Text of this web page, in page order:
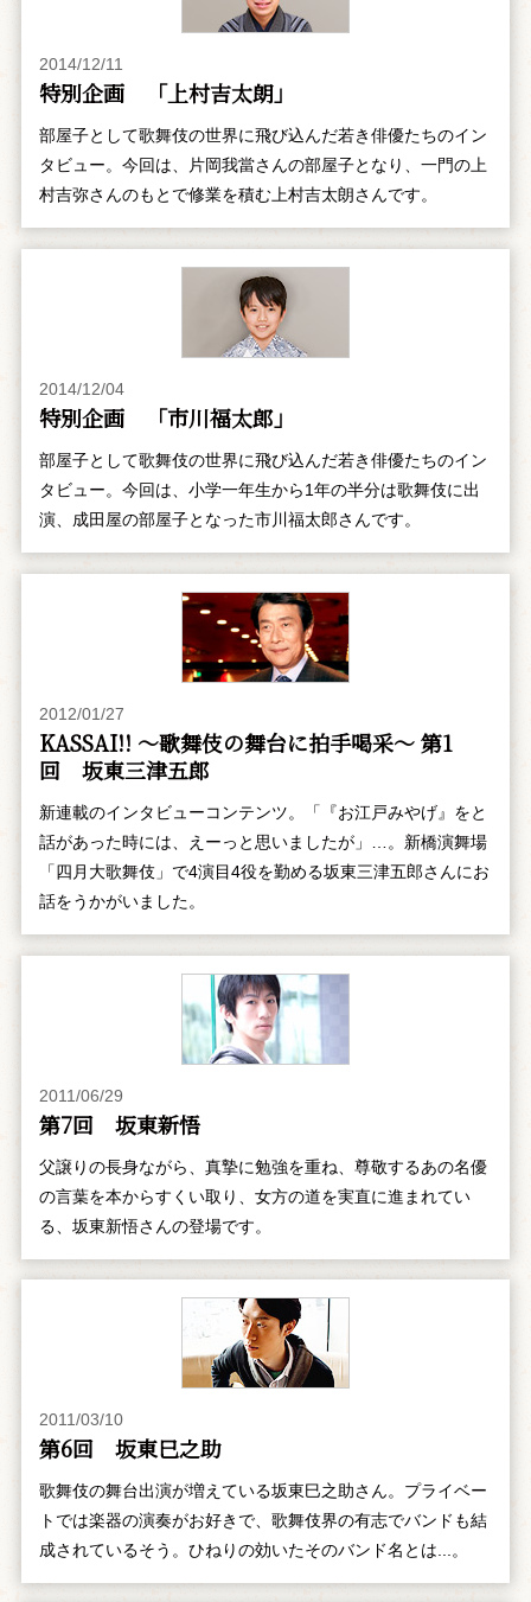
2014/12/11
特別企画 「上村吉太朗」
部屋子として歌舞伎の世界に飛び込んだ若き俳優たちのイン
タビュー。今回は、片岡我當さんの部屋子となり、一門の上
村吉弥さんのもとで修業を積む上村吉太朗さんです。
2014/12/04
特別企画 「市川福太郎」
部屋子として歌舞伎の世界に飛び込んだ若き俳優たちのイン
タビュー。今回は、小学一年生から1年の半分は歌舞伎に出
演、成田屋の部屋子となった市川福太郎さんです。
2012/01/27
KASSAI!! ～歌舞伎の舞台に拍手喝采～ 第1
回 坂東三津五郎
新連載のインタビューコンテンツ。「『お江戸みやげ』をと
話があった時には、えーっと思いましたが」…。新橋演舞場
「四月大歌舞伎」で4演目4役を勤める坂東三津五郎さんにお
話をうかがいました。
2011/06/29
第7回 坂東新悟
父譲りの長身ながら、真摯に勉強を重ね、尊敬するあの名優
の言葉を本からすくい取り、女方の道を実直に進まれてい
る、坂東新悟さんの登場です。
2011/03/10
第6回 坂東巳之助
歌舞伎の舞台出演が増えている坂東巳之助さん。プライベー
トでは楽器の演奏がお好きで、歌舞伎界の有志でバンドも結
成されているそう。ひねりの効いたそのバンド名とは...。